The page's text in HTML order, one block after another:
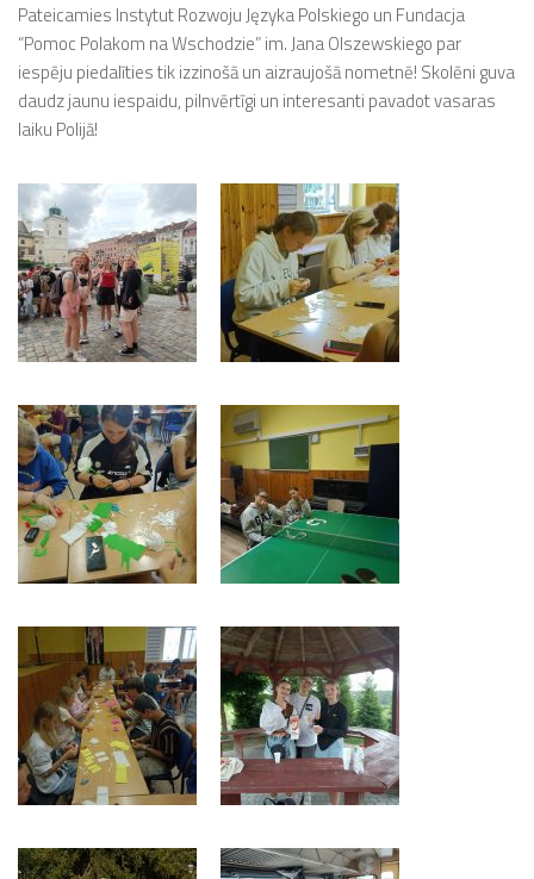
Pateicamies Instytut Rozwoju Języka Polskiego un Fundacja
“Pomoc Polakom na Wschodzie” im. Jana Olszewskiego par
iespēju piedalīties tik izzinošā un aizraujošā nometnē! Skolēni guva
daudz jaunu iespaidu, pilnvērtīgi un interesanti pavadot vasaras
laiku Polijā!